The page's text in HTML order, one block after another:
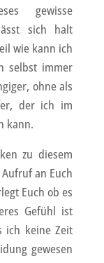
gewisse
sich halt
wie kann ich
selbst immer
ohne als
der ich im
kann.
zu diesem
an Euch
Euch ob es
Gefühl ist
ich keine Zeit
gewesen